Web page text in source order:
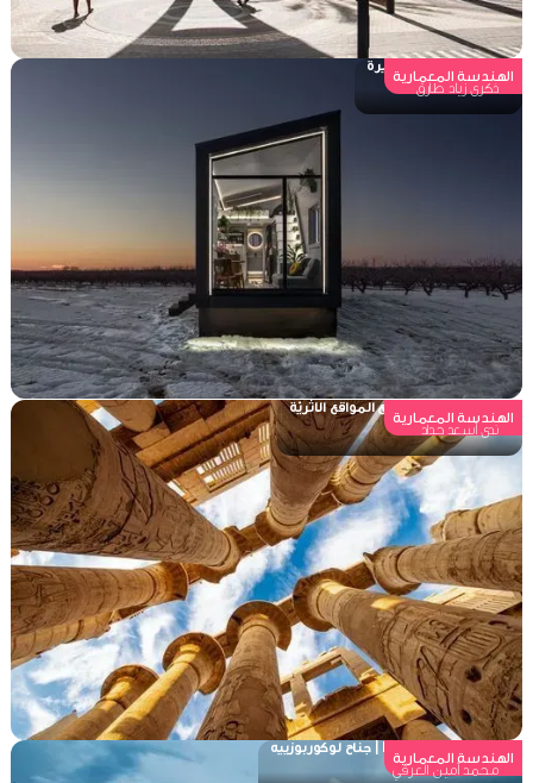
حركة المنازل الصغيرة
ذكرى زياد طارق
الهندسة المعمارية
سلوك الحضارات مع المواقع الاثريّة
ندى أسعد حداد
الهندسة المعمارية
Pavillon Le Corbusier | جناح لوكوربوزييه
محمد أمين العرقي
الهندسة المعمارية